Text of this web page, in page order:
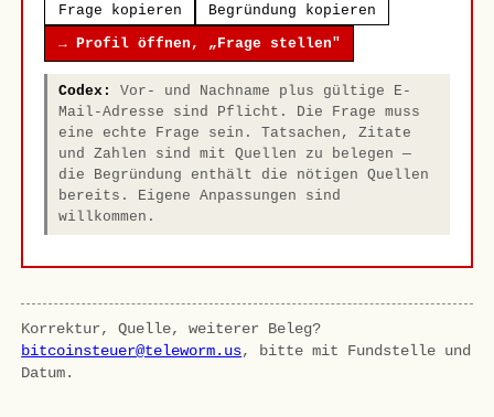
Frage kopieren Begründung kopieren
→ Profil öffnen, „Frage stellen"
Codex:
Vor- und Nachname plus gültige E-
Mail-Adresse sind Pflicht. Die Frage muss
eine echte Frage sein. Tatsachen, Zitate
und Zahlen sind mit Quellen zu belegen —
die Begründung enthält die nötigen Quellen
bereits. Eigene Anpassungen sind
willkommen.
Korrektur, Quelle, weiterer Beleg?
bitcoinsteuer@teleworm.us, bitte mit Fundstelle und
Datum.